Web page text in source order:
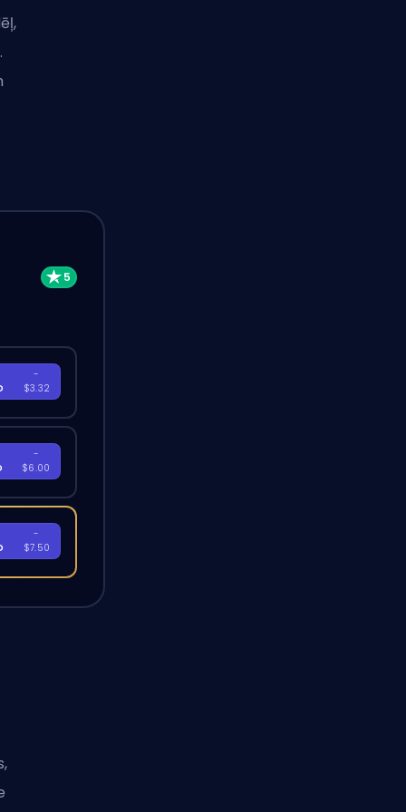
-
$3.32
-
$6.00
-
$7.50